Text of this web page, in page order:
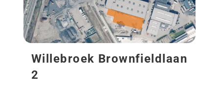
Willebroek Brownfieldlaan
2